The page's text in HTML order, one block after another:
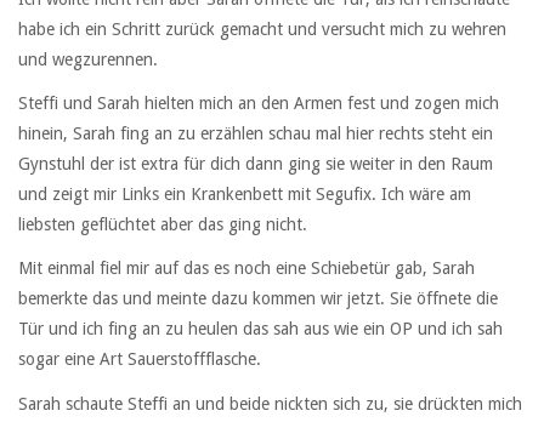
habe ich ein Schritt zurück gemacht und versucht mich zu wehren
und wegzurennen.
Steffi und Sarah hielten mich an den Armen fest und zogen mich
hinein, Sarah fing an zu erzählen schau mal hier rechts steht ein
Gynstuhl der ist extra für dich dann ging sie weiter in den Raum
und zeigt mir Links ein Krankenbett mit Segufix. Ich wäre am
liebsten geflüchtet aber das ging nicht.
Mit einmal fiel mir auf das es noch eine Schiebetür gab, Sarah
bemerkte das und meinte dazu kommen wir jetzt. Sie öffnete die
Tür und ich fing an zu heulen das sah aus wie ein OP und ich sah
sogar eine Art Sauerstoffflasche.
Sarah schaute Steffi an und beide nickten sich zu, sie drückten mich